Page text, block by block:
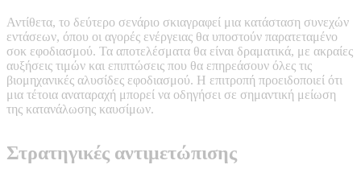
Αντίθετα, το δεύτερο σενάριο σκιαγραφεί μια κατάσταση συνεχών
εντάσεων, όπου οι αγορές ενέργειας θα υποστούν παρατεταμένο
σοκ εφοδιασμού. Τα αποτελέσματα θα είναι δραματικά, με ακραίες
αυξήσεις τιμών και επιπτώσεις που θα επηρεάσουν όλες τις
βιομηχανικές αλυσίδες εφοδιασμού. Η επιτροπή προειδοποιεί ότι
μια τέτοια αναταραχή μπορεί να οδηγήσει σε σημαντική μείωση
της κατανάλωσης καυσίμων.
Στρατηγικές αντιμετώπισης